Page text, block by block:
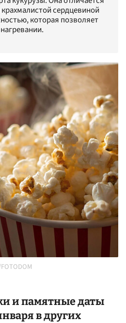
сердцевиной
которая позволяет
и памятные даты
в других